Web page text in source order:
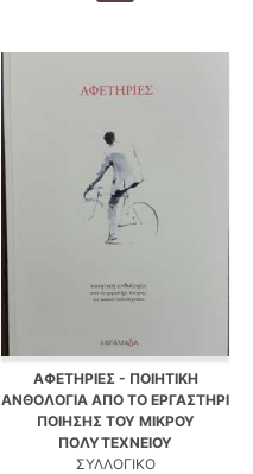
ΑΦΕΤΗΡΙΕΣ - ΠΟΙΗΤΙΚΗ
ΑΝΘΟΛΟΓΙΑ ΑΠΟ ΤΟ ΕΡΓΑΣΤΗΡΙ
ΠΟΙΗΣΗΣ ΤΟΥ ΜΙΚΡΟΥ
ΠΟΛΥΤΕΧΝΕΙΟΥ
ΣΥΛΛΟΓΙΚΟ